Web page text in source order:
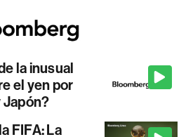
la inusual
el yen por
Japón?
FIFA: La